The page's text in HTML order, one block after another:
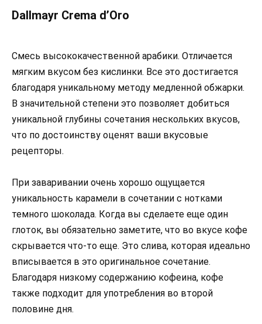
Dallmayr Crema d’Oro
Смесь высококачественной арабики. Отличается
мягким вкусом без кислинки. Все это достигается
благодаря уникальному методу медленной обжарки.
В значительной степени это позволяет добиться
уникальной глубины сочетания нескольких вкусов,
что по достоинству оценят ваши вкусовые
рецепторы.
При заваривании очень хорошо ощущается
уникальность карамели в сочетании с нотками
темного шоколада. Когда вы сделаете еще один
глоток, вы обязательно заметите, что во вкусе кофе
скрывается что-то еще. Это слива, которая идеально
вписывается в это оригинальное сочетание.
Благодаря низкому содержанию кофеина, кофе
также подходит для употребления во второй
половине дня.